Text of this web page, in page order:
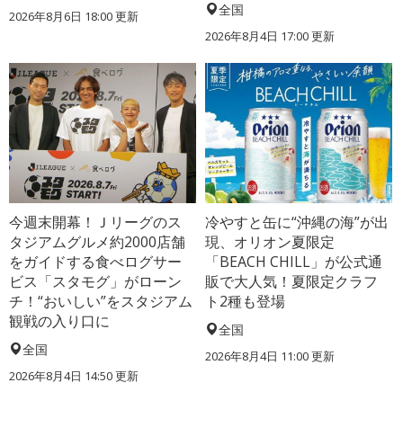
2026年8月6日 18:00更新 全国
2026年8月4日 17:00更新
今週末開幕！Ｊリーグのス
タジアムグルメ約2000店舗
をガイドする食べログサー
ビス「スタモグ」がローン
チ！“おいしい”をスタジアム
観戦の入り口に
全国
2026年8月4日 14:50更新
冷やすと缶に“沖縄の海”が出
現、オリオン夏限定
「BEACH CHILL」が公式通
販で大人気！夏限定クラフ
ト2種も登場
全国
2026年8月4日 11:00更新